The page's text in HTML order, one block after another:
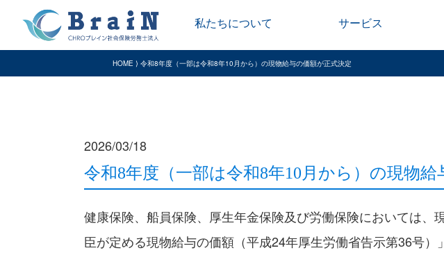
私たちについて サービス
HOME ⟩ 令和8年度（一部は令和8年10月から）の現物給与の価額が正式決定
2026/03/18
令和8年度（一部は令和8年10月から）の現物給
健康保険、船員保険、厚生年金保険及び労働保険においては
臣が定める現物給与の価額（平成24年厚生労働省告示第36号）